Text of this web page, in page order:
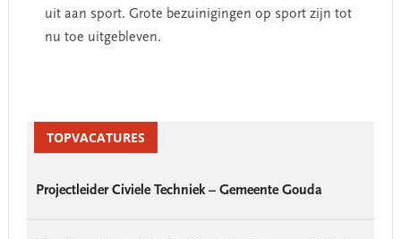
uit aan sport. Grote bezuinigingen op sport zijn tot
nu toe uitgebleven.
SidebarTOPVACATURES
Projectleider Civiele Techniek – Gemeente Gouda